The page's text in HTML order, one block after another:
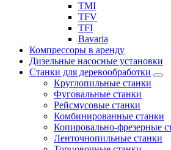
TMI
TFV
TFI
Bavaria
Компрессоры в аренду
Дизельные насосные установки
Станки для деревообработки
Круглопильные станки
Фуговальные станки
Рейсмусовые станки
Комбинированные станки
Копировально-фрезерные
Ленточнопильные станки